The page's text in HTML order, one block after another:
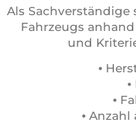
Als Sachverständige
Fahrzeugs
und
⦁
⦁
⦁ Anzahl